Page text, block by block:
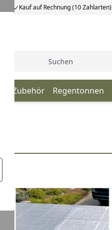
Kauf auf Rechnung (10 Zahlarten)
& Zubehör Regentonnen